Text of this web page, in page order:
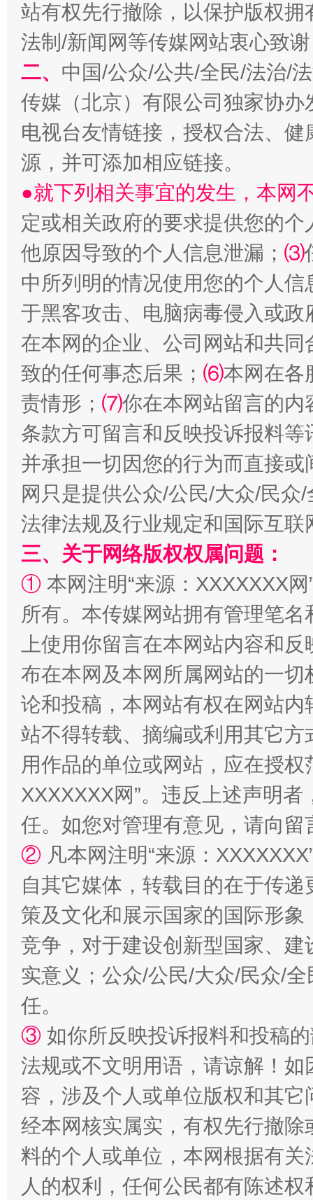
受贿1.44亿！段成刚被判无期 从幼
全民健身五年计划来了！等你上场
阿坝州三大球赛在茂县开幕 规模
国家大学科技园优化重塑工作
扯下公款旅游的“隐身衣” 如何以
“蜀中异人”王建安的艺术幻境
站有权先行撤除，以保护版权
法制/新闻网等传媒网站衷心致
二、 中国/公众/公共/全民/法治/
传媒（北京）有限公司独家协
电视台友情链接，授权合法、
源，并可添加相应链接。
●就下列相关事宜的发生，本网
定或相关政府的要求提供您的个
他原因导致的个人信息泄漏； ⑶
中所列明的情况使用您的个人
于黑客攻击、电脑病毒侵入或
在本网的企业、公司网站和共
致的任何事态后果； ⑹本网在各
责情形； ⑺你在本网站留言的内
条款方可留言和反映投诉报料
并承担一切因您的行为而直接
网只是提供公众/公民/大众/民
法律法规及行业规定和国际互
三、关于网络版权权属问题：
① 本网注明“来源：XXXXXXX
所有。本传媒网站拥有管理笔
上使用你留言在本网站内容和
布在本网及本网所属网站的一
论和投稿，本网站有权在网站
站不得转载、摘编或利用其它
用作品的单位或网站，应在授
XXXXXXX网”。违反上述声明
任。如您对管理有意见，请向
② 凡本网注明“来源：
自其它媒体，转载目的在于传
策及文化和展示国家的国际形
竞争，对于建设创新型国家、
实意义；公众/公民/大众/民众/
任。
③ 如你所反映投诉报料和投稿
法规或不文明用语，请谅解！
容，涉及个人或单位版权和其它
经本网核实属实，有权先行撤
料的个人或单位，本网根据有
人的权利，任何公民都有陈述